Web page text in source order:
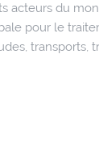
acteurs du
pour le
transports,